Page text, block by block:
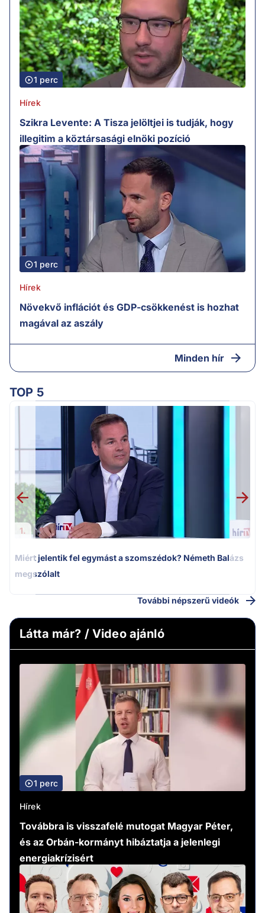
1 perc
Hírek
Szikra Levente: A Tisza jelöltjei is tudják, hogy
illegitim a köztársasági elnöki pozíció
1 perc
Hírek
Növekvő inflációt és GDP-csökkenést is hozhat
magával az aszály
Minden hír
TOP 5
1.
Miért jelentik fel egymást a szomszédok? Németh Balázs
megszólalt
További népszerű videók
Látta már? / Video ajánló
1 perc
Hírek
Továbbra is visszafelé mutogat Magyar Péter,
és az Orbán-kormányt hibáztatja a jelenlegi
energiakrízisért